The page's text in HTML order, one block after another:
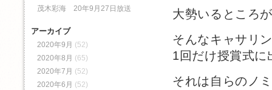
大勢いるところ
そんなキャサリ
1回だけ授賞式に
それは自らのノ
茂木彩海 20年9月27日放送
アーカイブ
2020年9月 (52)
2020年8月 (65)
2020年7月 (52)
2020年6月 (52)